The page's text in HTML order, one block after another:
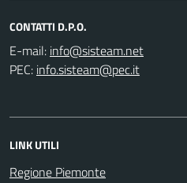
CONTATTI D.P.O.
E-mail:
PEC:
LINK UTILI
Regione Piemonte